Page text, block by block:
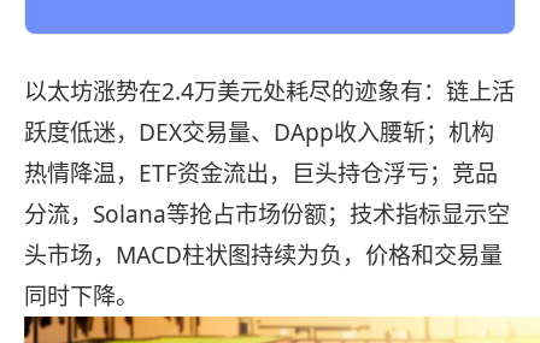
以太坊涨势在2.4万美元处耗尽的迹象有：链上活
跃度低迷，DEX交易量、DApp收入腰斩；机构
热情降温，ETF资金流出，巨头持仓浮亏；竞品
分流，Solana等抢占市场份额；技术指标显示空
头市场，MACD柱状图持续为负，价格和交易量
同时下降。